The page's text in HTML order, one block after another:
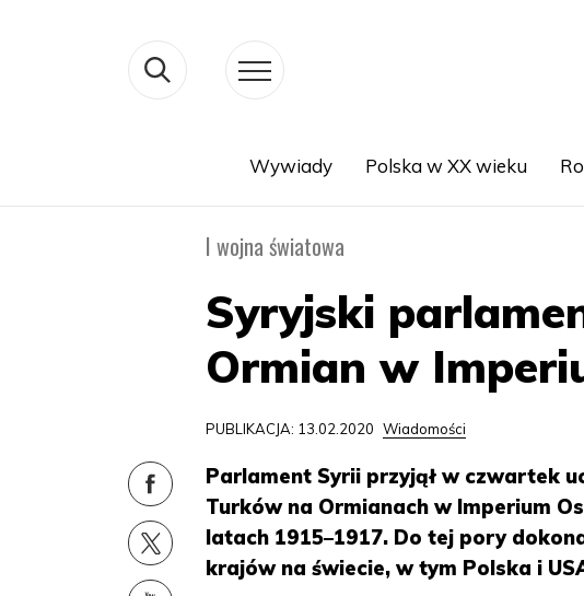
Wywiady Polska w XX wieku
I wojna światowa
Syryjski
Ormian w
PUBLIKACJA: 13.02.2020 Wiadomości
Parlament Syrii przyjął w czwartek
Turków na Ormianach w Imperium
latach 1915–1917. Do tej pory
krajów na świecie, w tym Polska i